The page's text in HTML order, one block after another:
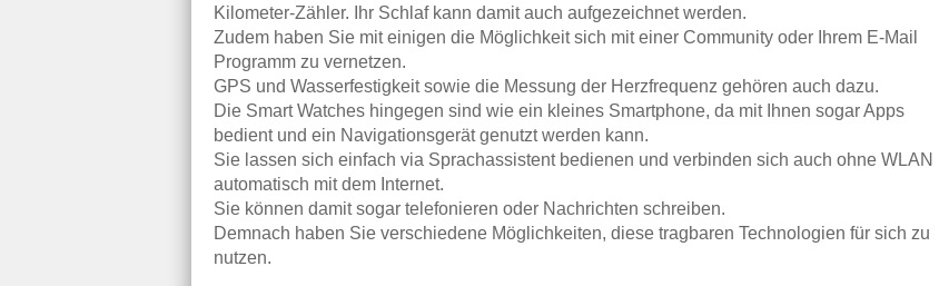
Kilometer-Zähler. Ihr Schlaf kann damit auch aufgezeichnet werden.
Zudem haben Sie mit einigen die Möglichkeit sich mit einer Community oder Ihrem E-Mail
Programm zu vernetzen.
GPS und Wasserfestigkeit sowie die Messung der Herzfrequenz gehören auch dazu.
Die Smart Watches hingegen sind wie ein kleines Smartphone, da mit Ihnen sogar Apps
bedient und ein Navigationsgerät genutzt werden kann.
Sie lassen sich einfach via Sprachassistent bedienen und verbinden sich auch ohne WLAN
automatisch mit dem Internet.
Sie können damit sogar telefonieren oder Nachrichten schreiben.
Demnach haben Sie verschiedene Möglichkeiten, diese tragbaren Technologien für sich zu
nutzen.